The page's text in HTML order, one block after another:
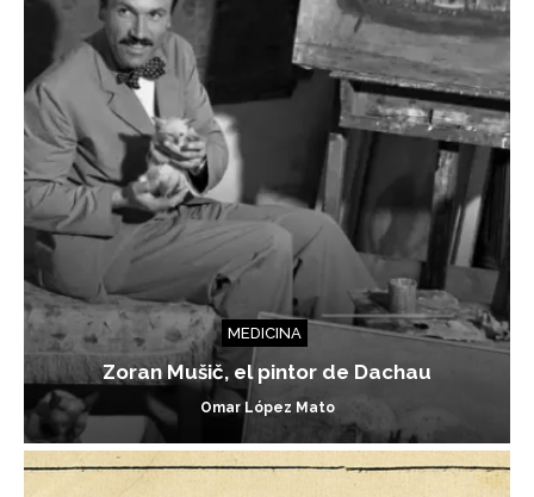
MEDICINA
Zoran Mušič, el pintor de Dachau
Omar López Mato